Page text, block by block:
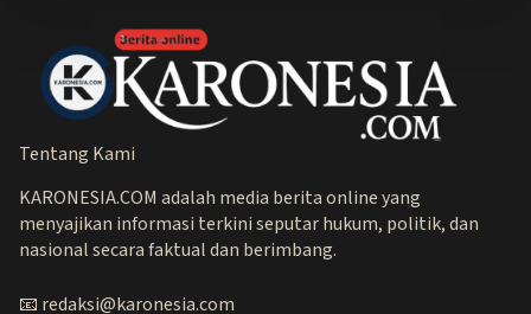
Tentang Kami
KARONESIA.COM adalah media berita online yang
menyajikan informasi terkini seputar hukum, politik, dan
nasional secara faktual dan berimbang.
📧 redaksi@karonesia.com